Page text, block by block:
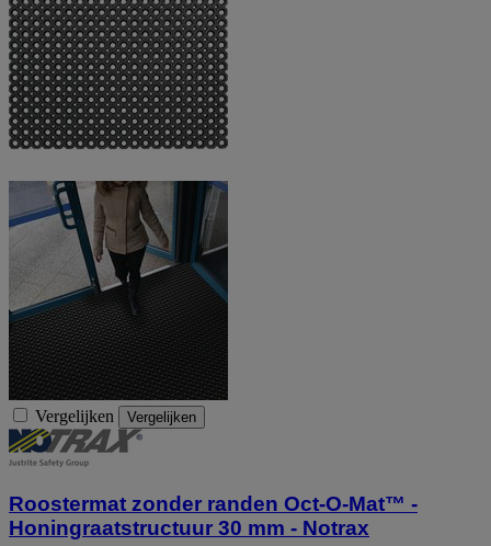
Vergelijken Vergelijken
Roostermat zonder randen Oct-O-Mat™ -
Honingraatstructuur 30 mm - Notrax